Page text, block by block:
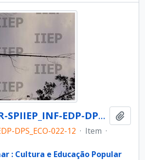
Ecologia : BR-SPIIEP_INF-EDP-DPS_ECO-022-12 [diapositivo]
DPS_ECO-022-12 · Item ·
: Cultura e Educação Popular